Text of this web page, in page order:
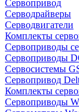
Сервопривод
Серводрайверы
Серводвигатели
Комплекты
Сервоприводы
Сервоприводы
Сервосистемы
Сервопривод
Комплекты
Сервоприводы